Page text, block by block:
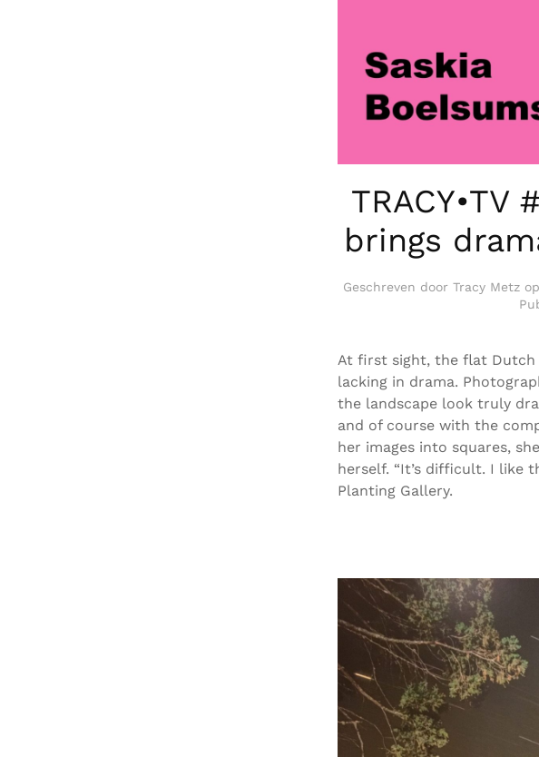
TRACY•TV
brings
Geschreven door Tracy Metzop
At first sight, the flat Dutch
lacking in drama.
the landscape look truly
and of course with the
her images into squares,
herself. “It’s difficult. I like
Planting Gallery.